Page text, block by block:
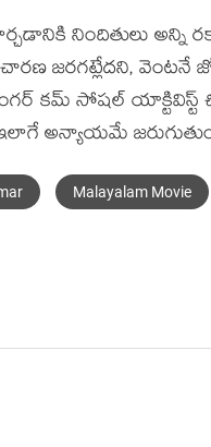
నిందితులు అన్ని
జ‌ర‌గ‌ట్లేద‌ని,
క‌మ్ సోష‌ల్
అన్యాయ‌మే
Malayalam Movie